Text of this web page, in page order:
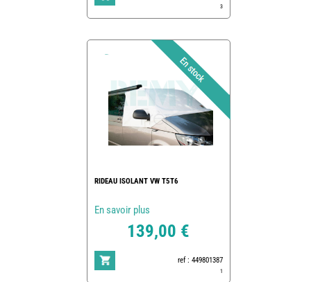
3
RIDEAU ISOLANT VW T5T6
En savoir plus
139,00 €
ref : 449801387
1